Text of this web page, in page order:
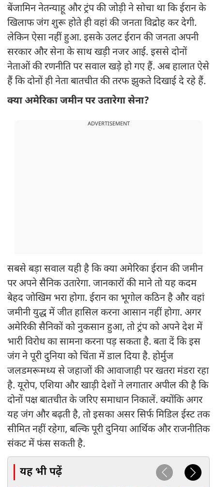
बेंजामिन नेतन्याहू और ट्रंप की जोड़ी ने सोचा था कि ईरान के
खिलाफ जंग शुरू होते ही वहां की जनता विद्रोह कर देगी.
लेकिन ऐसा नहीं हुआ. इसके उलट ईरान की जनता अपनी
सरकार और सेना के साथ खड़ी नजर आई. इससे दोनों
नेताओं की रणनीति पर सवाल खड़े हो गए हैं. अब हालात ऐसे
हैं कि दोनों ही नेता बातचीत की तरफ झुकते दिखाई दे रहे हैं.
क्या अमेरिका जमीन पर उतारेगा सेना?
ADVERTISEMENT
सबसे बड़ा सवाल यही है कि क्या अमेरिका ईरान की जमीन
पर अपने सैनिक उतारेगा. जानकारों की माने तो यह कदम
बेहद जोखिम भरा होगा. ईरान का भूगोल कठिन है और वहां
जमीनी युद्ध में जीत हासिल करना आसान नहीं होगा. अगर
अमेरिकी सैनिकों को नुकसान हुआ, तो ट्रंप को अपने देश में
भारी विरोध का सामना करना पड़ सकता है. बता दें कि इस
जंग ने पूरी दुनिया को चिंता में डाल दिया है. होर्मुज
जलडमरूमध्य से जहाजों की आवाजाही पर खतरा मंडरा रहा
है. यूरोप, एशिया और खाड़ी देशों ने लगातार अपील की है कि
दोनों पक्ष बातचीत के जरिए समाधान निकालें. क्योंकि अगर
यह जंग और बढ़ती है, तो इसका असर सिर्फ मिडिल ईस्ट तक
सीमित नहीं रहेगा, बल्कि पूरी दुनिया आर्थिक और राजनीतिक
संकट में फंस सकती है.
यह भी पढ़ें